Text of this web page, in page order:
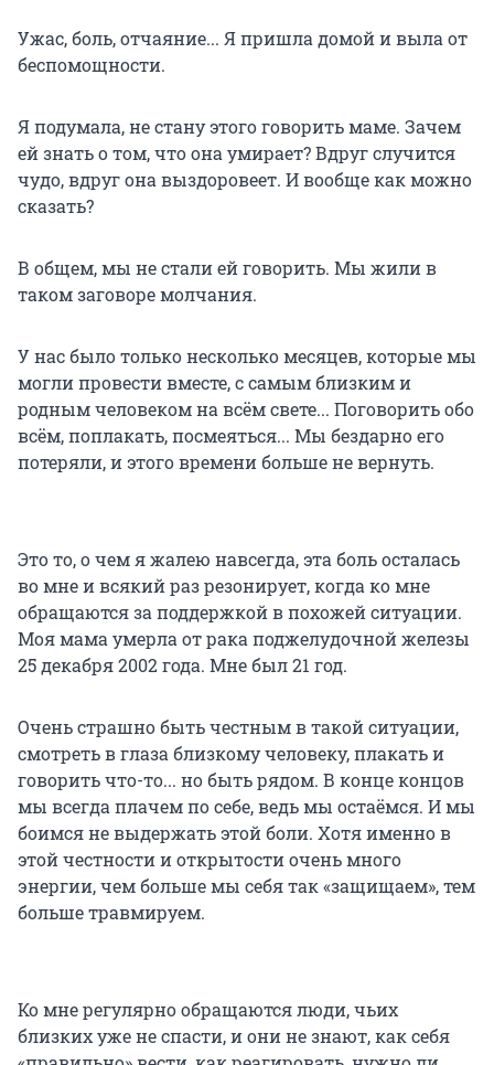
Ужас, боль, отчаяние... Я пришла домой и выла от
беспомощности.
Я подумала, не стану этого говорить маме. Зачем
ей знать о том, что она умирает? Вдруг случится
чудо, вдруг она выздоровеет. И вообще как можно
сказать?
В общем, мы не стали ей говорить. Мы жили в
таком заговоре молчания.
У нас было только несколько месяцев, которые мы
могли провести вместе, с самым близким и
родным человеком на всём свете... Поговорить обо
всём, поплакать, посмеяться... Мы бездарно его
потеряли, и этого времени больше не вернуть.
Это то, о чем я жалею навсегда, эта боль осталась
во мне и всякий раз резонирует, когда ко мне
обращаются за поддержкой в похожей ситуации.
Моя мама умерла от рака поджелудочной железы
25 декабря 2002 года. Мне был 21 год.
Очень страшно быть честным в такой ситуации,
смотреть в глаза близкому человеку, плакать и
говорить что-то... но быть рядом. В конце концов
мы всегда плачем по себе, ведь мы остаёмся. И мы
боимся не выдержать этой боли. Хотя именно в
этой честности и открытости очень много
энергии, чем больше мы себя так «защищаем», тем
больше травмируем.
Ко мне регулярно обращаются люди, чьих
близких уже не спасти, и они не знают, как себя